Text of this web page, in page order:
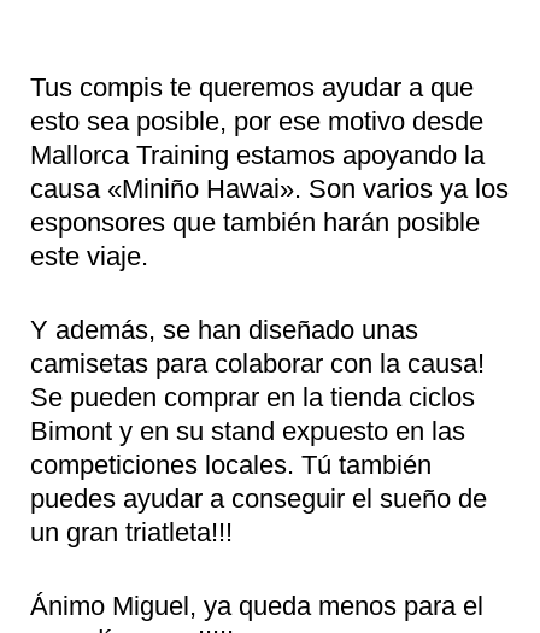
Tus compis te queremos ayudar a que
esto sea posible, por ese motivo desde
Mallorca Training estamos apoyando la
causa «Miniño Hawai». Son varios ya los
esponsores que también harán posible
este viaje.
Y además, se han diseñado unas
camisetas para colaborar con la causa!
Se pueden comprar en la tienda ciclos
Bimont y en su stand expuesto en las
competiciones locales. Tú también
puedes ayudar a conseguir el sueño de
un gran triatleta!!!
Ánimo Miguel, ya queda menos para el